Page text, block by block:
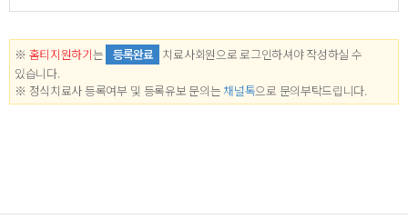
※ 홈티지원하기는 등록완료 치료사회원으로 로그인하셔야 작성하실 수
있습니다.
※ 정식치료사 등록여부 및 등록유보 문의는 채널톡으로 문의부탁드립니다.